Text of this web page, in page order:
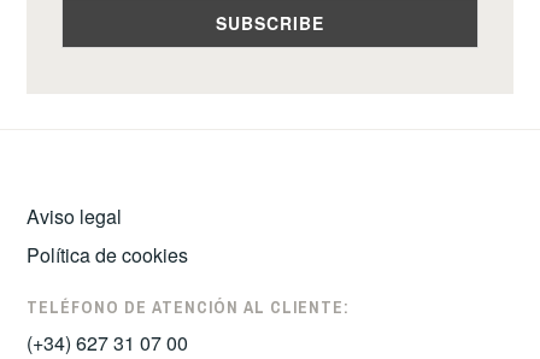
Aviso legal
Política de cookies
TELÉFONO DE ATENCIÓN AL CLIENTE:
(+34) 627 31 07 00